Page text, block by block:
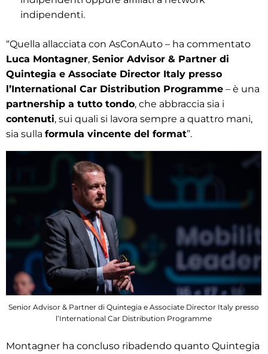
indipendenti.
“Quella allacciata con AsConAuto – ha commentato
Luca Montagner, Senior Advisor & Partner di
Quintegia e Associate Director Italy presso
l’International Car Distribution Programme – è una
partnership a tutto tondo, che abbraccia sia i
contenuti, sui quali si lavora sempre a quattro mani,
sia sulla formula vincente del format”.
Senior Advisor & Partner di Quintegia e Associate Director Italy presso
l’International Car Distribution Programme
Montagner ha concluso ribadendo quanto Quintegia